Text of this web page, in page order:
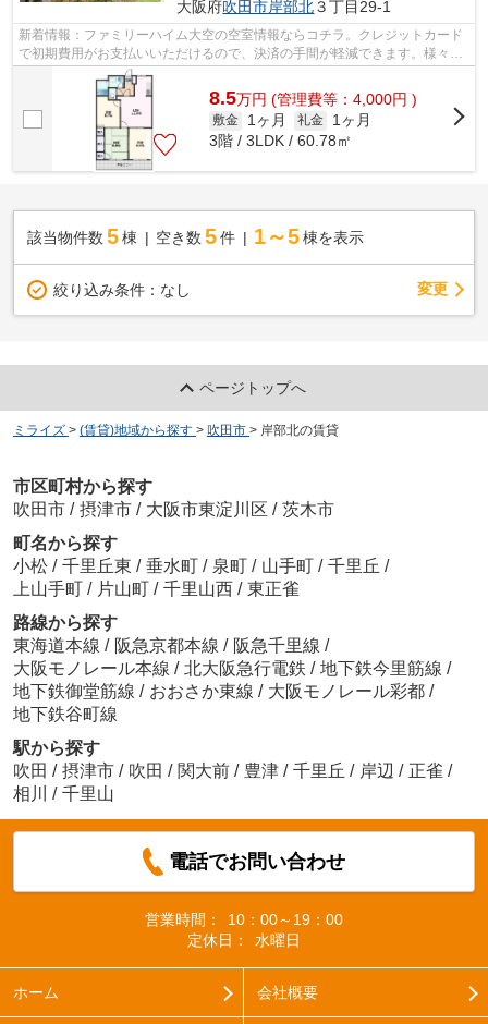
大阪府吹田市岸部北３丁目29-1
新着情報：ファミリーハイム大空の空室情報ならコチラ。クレジットカード
で初期費用がお支払いいただけるので、決済の手間が軽減できます。様々な
場所へのアクセスが便利になる、2駅利...
8.5万円 (管理費等：4,000円 )
敷金 1ヶ月 礼金
1ヶ月
3階 / 3LDK / 60.78㎡
該当物件数 5棟 空き数 5 件 1～5 棟を表示
絞り込み条件： なし 変更
ページトップへ
ミライズ > (賃貸)地域から探す > 吹田市 > 岸部北の賃貸
市区町村から探す
吹田市 / 摂津市 / 大阪市東淀川区 / 茨木市
町名から探す
小松 / 千里丘東 / 垂水町 / 泉町 / 山手町 / 千里丘 /
上山手町 / 片山町 / 千里山西 / 東正雀
路線から探す
東海道本線 / 阪急京都本線 / 阪急千里線 /
大阪モノレール本線 / 北大阪急行電鉄 / 地下鉄今里筋線 /
地下鉄御堂筋線 / おおさか東線 / 大阪モノレール彩都 /
地下鉄谷町線
駅から探す
吹田 / 摂津市 / 吹田 / 関大前 / 豊津 / 千里丘 / 岸辺 / 正雀 /
相川
/ 千里山
電話でお問い合わせ
営業時間：
10：00～19：00
定休日：
水曜日
ホーム 会社概要